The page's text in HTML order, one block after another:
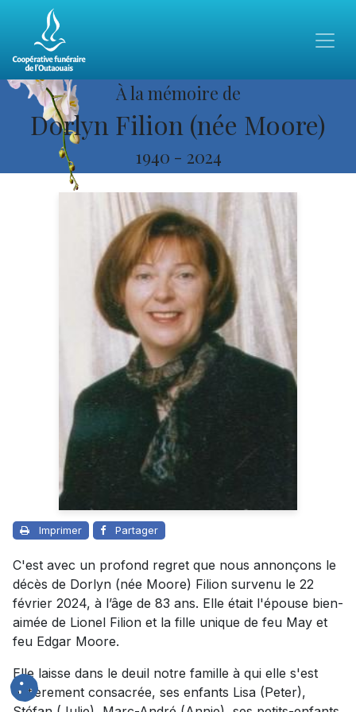
À la mémoire de
Dorlyn Filion (née Moore)
1940 - 2024
Imprimer Partager
C'est avec un profond regret que nous annonçons le
décès de Dorlyn (née Moore) Filion survenu le 22
février 2024, à l’âge de 83 ans. Elle était l'épouse bien-
aimée de Lionel Filion et la fille unique de feu May et
feu Edgar Moore.
Elle laisse dans le deuil notre famille à qui elle s'est
entièrement consacrée, ses enfants Lisa (Peter),